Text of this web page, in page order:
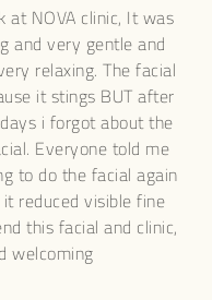
I did an enzyme facial
amazing,Christine was
the atmosphere of the
was kind of
the results of the facial
unpleasant itches during
im glowing which is why
very soon! Plus it
lines/wrinkles. I highly
as it's very